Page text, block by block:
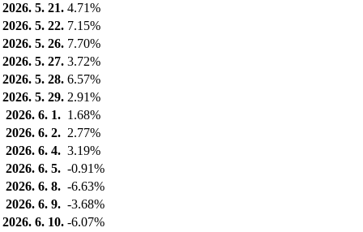
2026. 5. 21. 4.71%
2026. 5. 22. 7.15%
2026. 5. 26. 7.70%
2026. 5. 27. 3.72%
2026. 5. 28. 6.57%
2026. 5. 29. 2.91%
2026. 6. 1. 1.68%
2026. 6. 2. 2.77%
2026. 6. 4. 3.19%
2026. 6. 5. -0.91%
2026. 6. 8. -6.63%
2026. 6. 9. -3.68%
2026. 6. 10. -6.07%